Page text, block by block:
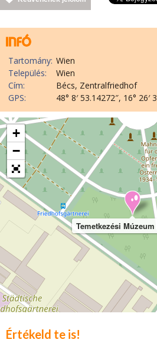
Tartomány: Wien
Település:
Wien
Cím:
Bécs, Zentralfriedhof
GPS:
48° 8′ 53.14272″, 16° 26′
Temetkezési Múzeum
+
−
Értékeld te is!